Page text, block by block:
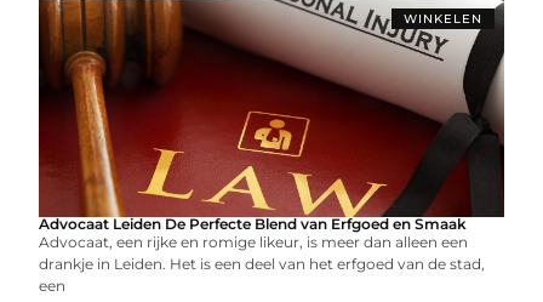
WINKELEN
Advocaat Leiden De Perfecte Blend van Erfgoed en Smaak
Advocaat, een rijke en romige likeur, is meer dan alleen een
drankje in Leiden. Het is een deel van het erfgoed van de stad,
een